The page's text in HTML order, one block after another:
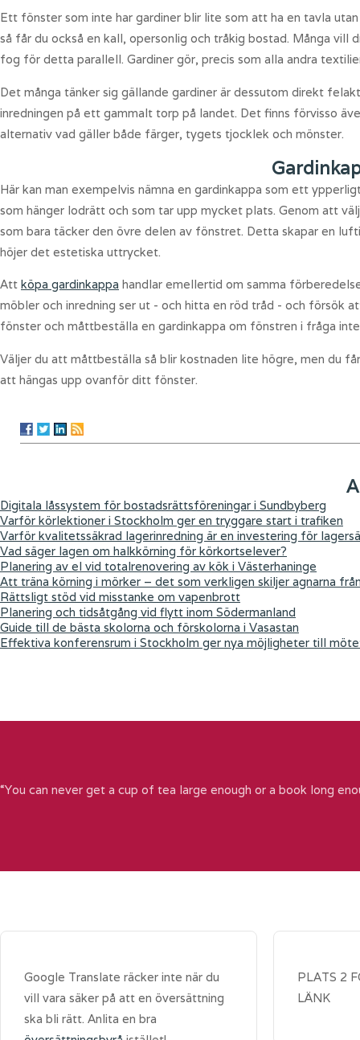
Ett fönster som inte har gardiner blir lite som att ha en tavla
så får du också en kall, opersonlig och tråkig bostad. Många
fog för detta parallell. Gardiner gör, precis som alla andra
Det många tänker sig gällande gardiner är dessutom direkt
inredningen på ett gammalt torp på landet. Det finns förvisso
alternativ vad gäller både färger, tygets tjocklek och mönster.
Här kan man exempelvis nämna en gardinkappa som ett
som hänger lodrätt och som tar upp mycket plats. Genom att
som bara täcker den övre delen av fönstret. Detta skapar en
höjer det estetiska uttrycket.
Att köpa gardinkappa handlar emellertid om samma
möbler och inredning ser ut - och hitta en röd tråd - och försök
fönster och måttbeställa en gardinkappa om fönstren i fråga
Väljer du att måttbeställa så blir kostnaden lite högre, men du
att hängas upp ovanför ditt fönster.
Digitala låssystem för bostadsrättsföreningar i Sundbyberg
Varför körlektioner i Stockholm ger en tryggare start i trafiken
Varför kvalitetssäkrad lagerinredning är en investering för
Vad säger lagen om halkkörning för körkortselever?
Planering av el vid totalrenovering av kök i Västerhaninge
Att träna körning i mörker – det som verkligen skiljer agnarna
Rättsligt stöd vid misstanke om vapenbrott
Planering och tidsåtgång vid flytt inom Södermanland
Guide till de bästa skolorna och förskolorna i Vasastan
Effektiva konferensrum i Stockholm ger nya möjligheter till
“You can never get a cup of tea large enough or a book long
Google Translate räcker inte när du
vill vara säker på att en översättning
ska bli rätt. Anlita en bra
PLATS 2
LÄNK